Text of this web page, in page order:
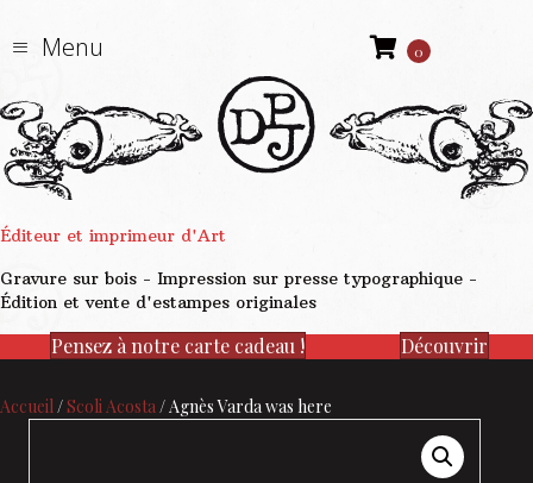
Menu 0
Éditeur et imprimeur d'Art
Gravure sur bois - Impression sur presse typographique -
Édition et vente d'estampes originales
Pensez à notre carte cadeau ! Découvrir
Accueil /Scoli Acosta / Agnès Varda was here